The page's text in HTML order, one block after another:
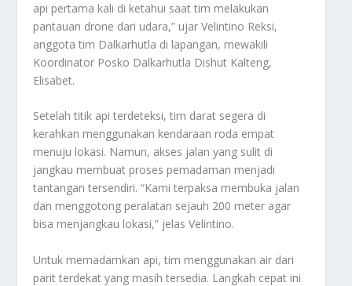
api pertama kali di ketahui saat tim melakukan
pantauan drone dari udara,” ujar Velintino Reksi,
anggota tim Dalkarhutla di lapangan, mewakili
Koordinator Posko Dalkarhutla Dishut Kalteng,
Elisabet.
Setelah titik api terdeteksi, tim darat segera di
kerahkan menggunakan kendaraan roda empat
menuju lokasi. Namun, akses jalan yang sulit di
jangkau membuat proses pemadaman menjadi
tantangan tersendiri. “Kami terpaksa membuka jalan
dan menggotong peralatan sejauh 200 meter agar
bisa menjangkau lokasi,” jelas Velintino.
Untuk memadamkan api, tim menggunakan air dari
parit terdekat yang masih tersedia. Langkah cepat ini